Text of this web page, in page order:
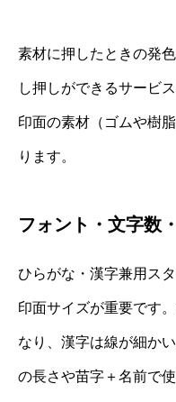
素材に押したときの発
し押しができるサービ
印面の素材（ゴムや樹
ります。
フォント・文字数
ひらがな・漢字兼用ス
印面サイズが重要です
なり、漢字は線が細か
の長さや苗字＋名前で